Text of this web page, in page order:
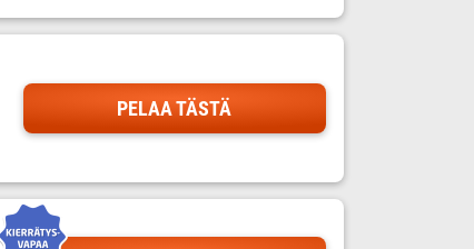
PELAA TÄSTÄ